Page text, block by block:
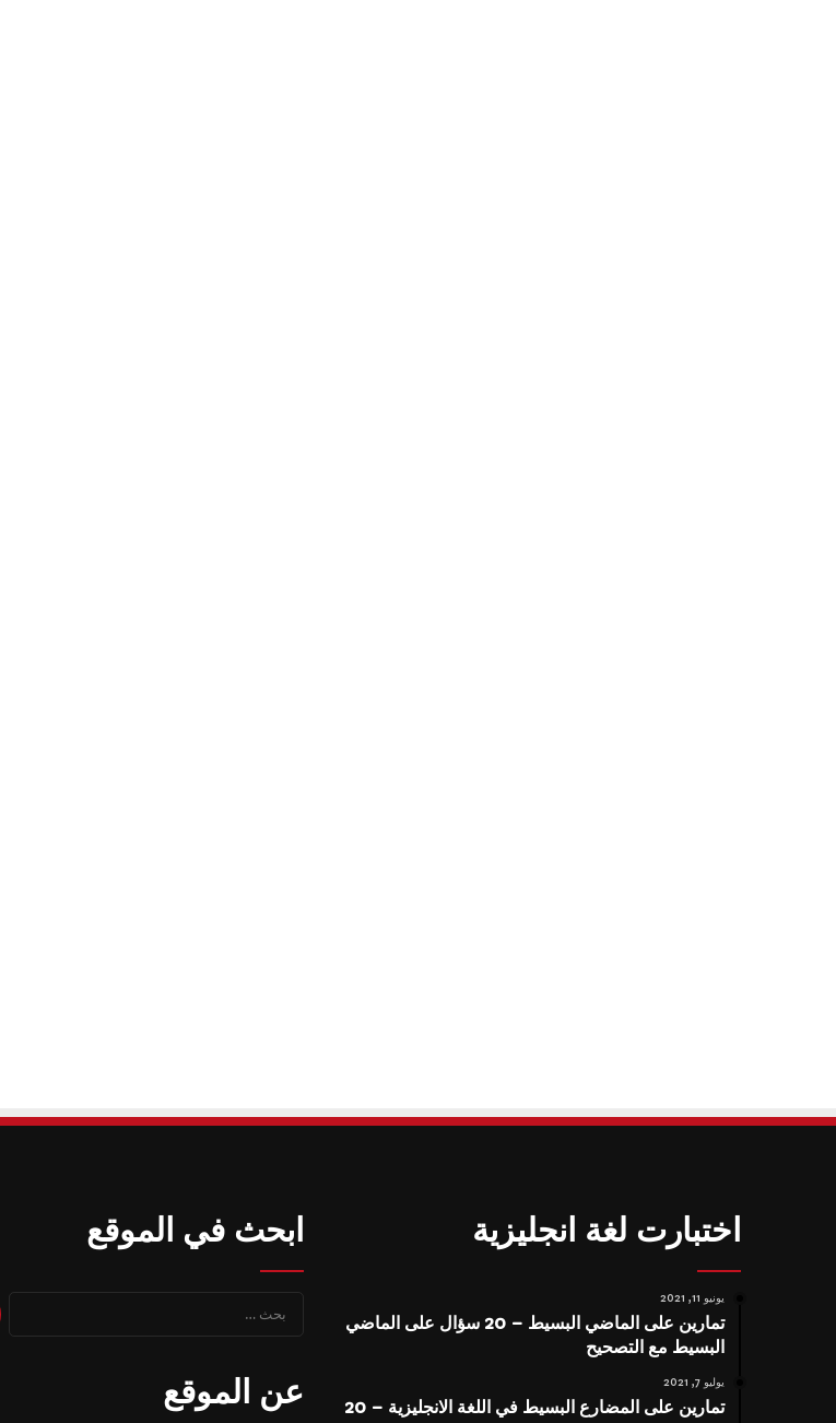
اختبارت لغة انجليزية
يونيو 11, 2021
تمارين على الماضي البسيط – 20 سؤال على الماضي
البسيط مع التصحيح
يوليو 7, 2021
تمارين على المضارع البسيط في اللغة الانجليزية – 20
ابحث في الموقع
عن الموقع